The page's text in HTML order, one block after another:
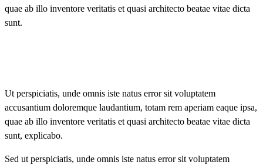
quae ab illo inventore veritatis et quasi architecto beatae vitae dicta
sunt.
Ut perspiciatis, unde omnis iste natus error sit voluptatem
accusantium doloremque laudantium, totam rem aperiam eaque ipsa,
quae ab illo inventore veritatis et quasi architecto beatae vitae dicta
sunt, explicabo.
Sed ut perspiciatis, unde omnis iste natus error sit voluptatem